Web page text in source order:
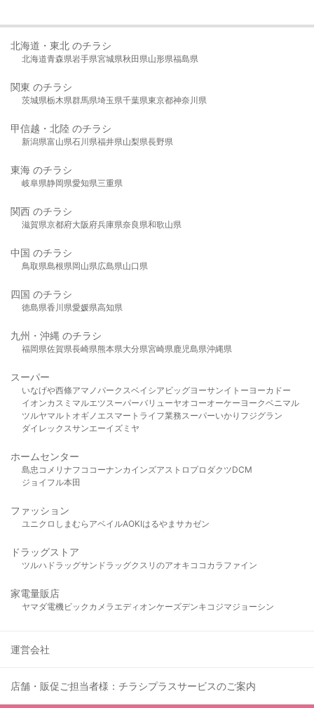
北海道・東北 のチラシ
北海道青森県岩手県宮城県秋田県山形県福島県
関東 のチラシ
茨城県栃木県群馬県埼玉県千葉県東京都神奈川県
甲信越・北陸 のチラシ
新潟県富山県石川県福井県山梨県長野県
東海 のチラシ
岐阜県静岡県愛知県三重県
関西 のチラシ
滋賀県京都府大阪府兵庫県奈良県和歌山県
中国 のチラシ
鳥取県島根県岡山県広島県山口県
四国 のチラシ
徳島県香川県愛媛県高知県
九州・沖縄 のチラシ
福岡県佐賀県長崎県熊本県大分県宮崎県 鹿児島県沖縄県
スーパー
いなげや西條アマノパークスベイシア ビッグヨーサンイトーヨーカドー
イオンカスミ マルエツ スーパーバリューヤオコーオーケー ヨークベニマル
ツルヤマルト オギノ エスマート ライフ業務スーパーいかり フジグラン
ダイレックスサンエーイズミヤ
ホームセンター
島忠 コメリ ナフコ コーナンカインズアストロプロダクツDCM
ジョイフル本田
ファッション
ユニクロ しまむら アベイルAOKIはるやま サカゼン
ドラッグストア
ツルハドラッグサンドラッグクスリのアオキ ココカラファイン
家電量販店
ヤマダ電機ビックカメラ エディオンケーズデンキ コジマジョーシン
運営会社
店舗・販促ご担当者様：チラシプラスサービスのご案内